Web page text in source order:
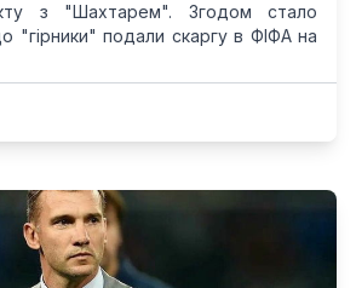
з "Шахтарем". Згодом стало
"гірники" подали скаргу в ФІФА на